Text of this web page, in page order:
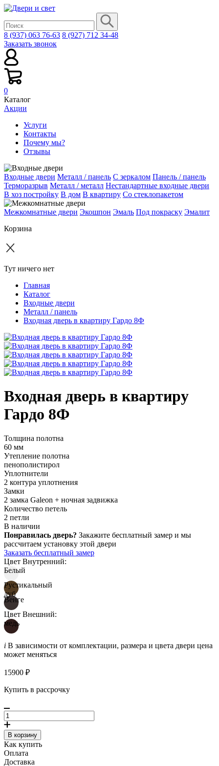
8 (937) 063 76-63 8 (927) 712 34-48
Заказать звонок
0
Каталог
Акции
Услуги
Контакты
Почему мы?
Отзывы
Входные двери Металл / панель С зеркалом Панель / панель
Терморазрыв Металл / металл Нестандартные входные двери
В хоз постройку В дом В квартиру Со стеклопакетом
Межкомнатные двери Экошпон Эмаль Под покраску Эмалит
Корзина
Тут ничего нет
Главная
Каталог
Входные двери
Металл / панель
Входная дверь в квартиру Гардо 8Ф
Входная дверь в квартиру
Гардо 8Ф
Толщина полотна
60 мм
Утепление полотна
пенополистирол
Уплотнители
2 контура уплотнения
Замки
2 замка Galeon + ночная задвижка
Количество петель
2 петли
В наличии
Понравилась дверь? Закажите бесплатный замер и мы
рассчитаем установку этой двери
Заказать бесплатный замер
Цвет Внутренний:
Белый
Рустикальный
дуб
Венге
Цвет Внешний:
медь
i В зависимости от комплектации, размера и цвета двери цена
может меняться
15900 ₽
Купить в рассрочку
В корзину
Как купить
Оплата
Доставка